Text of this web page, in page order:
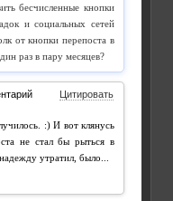
бесчисленные кнопки
и социальных сетей
от кнопки перепоста в
раз в пару месяцев?
Цитировать
:) И вот клянусь
не стал бы рыться в
утратил, было...